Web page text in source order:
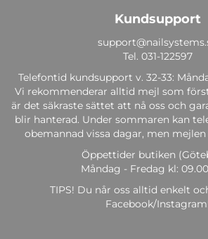
Kundsupport
Tel. 031-122597
Telefontid kundsupport v. 32-33:
Vi rekommenderar alltid mejl som
är det säkraste sättet att nå oss och
blir hanterad. Under sommaren kan
obemannad vissa dagar, men
Öppettider butiken
Måndag - Fredag kl:
TIPS! Du når oss alltid enkelt
Facebook/